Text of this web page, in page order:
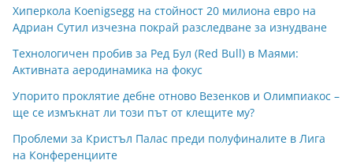
Хиперкола Koenigsegg на стойност 20 милиона евро на
Адриан Сутил изчезна покрай разследване за изнудване
Технологичен пробив за Ред Бул (Red Bull) в Маями:
Активната аеродинамика на фокус
Упорито проклятие дебне отново Везенков и Олимпиакос –
ще се измъкнат ли този път от клещите му?
Проблеми за Кристъл Палас преди полуфиналите в Лига
на Конференциите